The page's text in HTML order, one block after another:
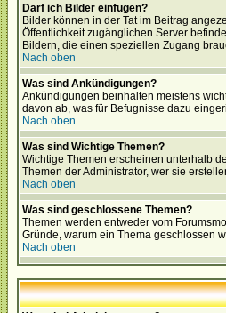
Darf ich Bilder einfügen?
Bilder können in der Tat im Beitrag
Öffentlichkeit zugänglichen Server
Bildern, die einen speziellen Zugang
Nach oben
Was sind Ankündigungen?
Ankündigungen beinhalten meistens
davon ab, was für Befugnisse dazu
Nach oben
Was sind Wichtige Themen?
Wichtige Themen erscheinen unterhalb
Themen der Administrator, wer sie
Nach oben
Was sind geschlossene Themen?
Themen werden entweder vom
Gründe, warum ein Thema geschlossen
Nach oben